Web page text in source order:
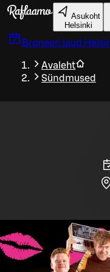
Liigu peamise sisu juurde
Asukoht
Helsinki
Broneeri laud
Avaleht
Sündmused